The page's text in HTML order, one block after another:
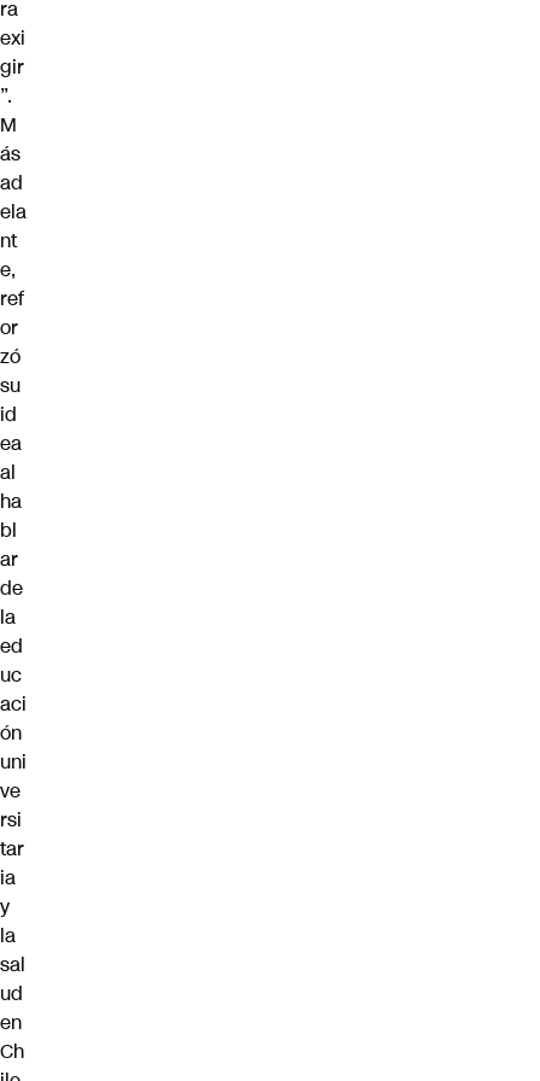
ra
exi
gir
”.
M
ás
ad
ela
nt
e,
ref
or
zó
su
id
ea
al
ha
bl
ar
de
la
ed
uc
aci
ón
uni
ve
rsi
tar
ia
y
la
sal
ud
en
Ch